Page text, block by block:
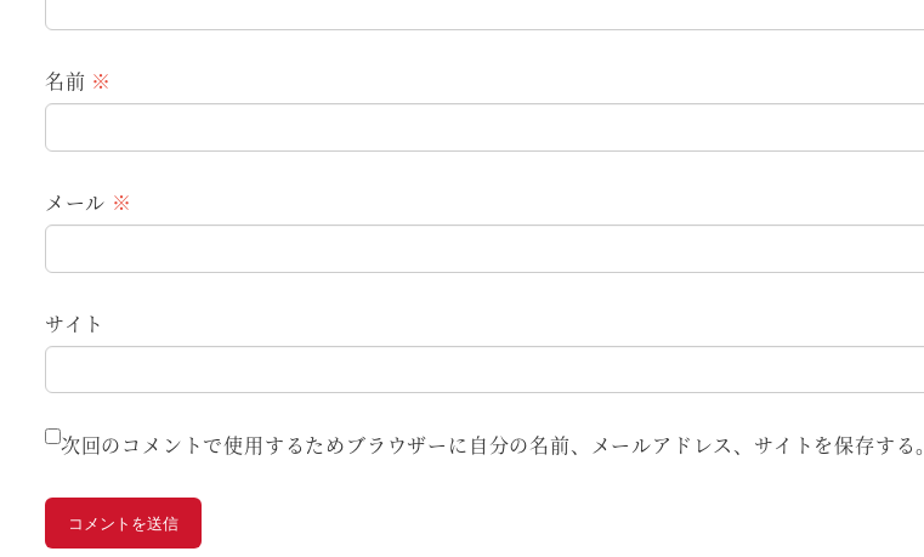
名前 ※
メール ※
サイト
次回のコメントで使用するためブラウザーに自分の名前、メールアドレス、サイトを保存する。